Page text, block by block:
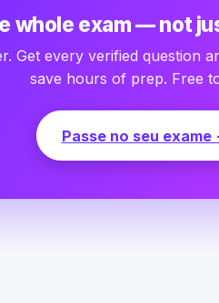
whole exam — not
Get every verified question
save hours of prep. Free
Passe no seu exame